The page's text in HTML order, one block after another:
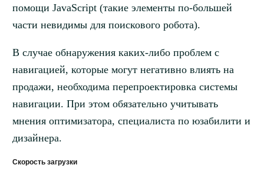
помощи JavaScript (такие элементы по-большей
части невидимы для поискового робота).
В случае обнаружения каких-либо проблем с
навигацией, которые могут негативно влиять на
продажи, необходима перепроектировка системы
навигации. При этом обязательно учитывать
мнения оптимизатора, специалиста по юзабилити и
дизайнера.
Скорость загрузки